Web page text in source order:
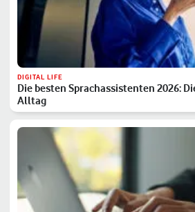
DIGITAL LIFE
Die besten Sprachassistenten 2026:
Alltag